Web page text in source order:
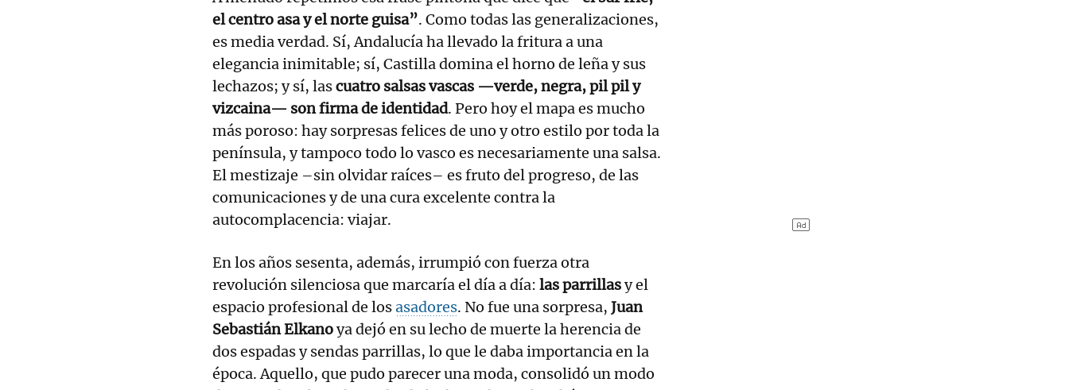
el centro asa y el norte guisa”. Como todas las generalizaciones,
es media verdad. Sí, Andalucía ha llevado la fritura a una
elegancia inimitable; sí, Castilla domina el horno de leña y sus
lechazos; y sí, lascuatro salsas vascas —verde, negra, pil pil y
vizcaina— son firma de identidad. Pero hoy el mapa es mucho
más poroso: hay sorpresas felices de uno y otro estilo por toda la
península, y tampoco todo lo vasco es necesariamente una salsa.
El mestizaje –sin olvidar raíces– es fruto del progreso, de las
comunicaciones y de una cura excelente contra la
autocomplacencia: viajar.
En los años sesenta, además, irrumpió con fuerza otra
revolución silenciosa que marcaría el día a día: las parrillasy el
espacio profesional de losasadores. No fue una sorpresa, Juan
Sebastián Elkanoya dejó en su lecho de muerte la herencia de
dos espadas y sendas parrillas, lo que le daba importancia en la
época. Aquello, que pudo parecer una moda, consolidó un modo